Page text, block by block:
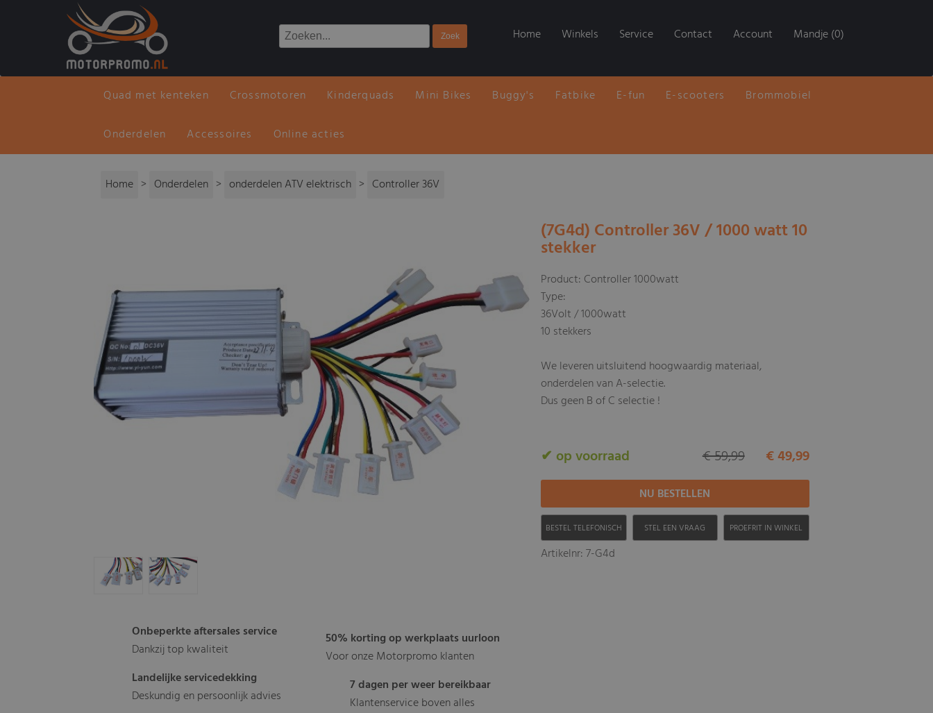
Home Winkels Service Contact Account Mandje (0)
Quad met kenteken Crossmotoren Kinderquads Mini Bikes Buggy's Fatbike E-fun E-scooters Brommobiel
Onderdelen Accessoires Online acties
Home > Onderdelen > onderdelen ATV elektrisch > Controller 36V
Onbeperkte aftersales service
Dankzij top kwaliteit
Landelijke servicedekking
Deskundig en persoonlijk advies
50% korting op werkplaats uurloon
Voor onze Motorpromo klanten
7 dagen per weer bereikbaar
Klantenservice boven alles
(7G4d) Controller 36V / 1000 watt 10
stekker
Product: Controller 1000watt
Type:
36Volt / 1000watt
10 stekkers
We leveren uitsluitend hoogwaardig materiaal,
onderdelen van A-selectie.
Dus geen B of C selectie !
✔ op voorraad € 49,99
€ 59,99
BESTEL TELEFONISCH STEL EEN VRAAG PROEFRIT IN WINKEL
Artikelnr: 7-G4d